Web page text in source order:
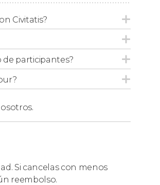
Civitatis?
participantes?
Si cancelas con menos
reembolso.